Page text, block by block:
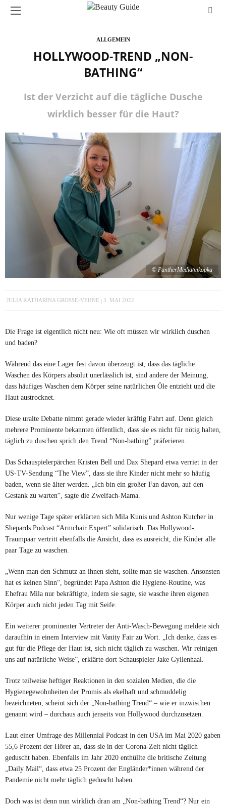
ALLGEMEIN
HOLLYWOOD-TREND „NON-
BATHING“
Ist der Verzicht auf die tägliche Dusche
wirklich besser für die Haut?
© PantherMedia/mkopka
JULIA KATHARINA GROSSE-VEHNE 3. MAI 2022
Die Frage ist eigentlich nicht neu: Wie oft müssen wir wirklich duschen
und baden?
Während das eine Lager fest davon überzeugt ist, dass das tägliche
Waschen des Körpers absolut unerlässlich ist, sind andere der Meinung,
dass häufiges Waschen dem Körper seine natürlichen Öle entzieht und die
Haut austrocknet.
Diese uralte Debatte nimmt gerade wieder kräftig Fahrt auf. Denn gleich
mehrere Prominente bekannten öffentlich, dass sie es nicht für nötig halten,
täglich zu duschen sprich den Trend “Non-bathing” präferieren.
Das Schauspielerpärchen Kristen Bell und Dax Shepard etwa verriet in der
US-TV-Sendung “The View”, dass sie ihre Kinder nicht mehr so häufig
baden, wenn sie älter werden. „Ich bin ein großer Fan davon, auf den
Gestank zu warten“, sagte die Zweifach-Mama.
Nur wenige Tage später erklärten sich Mila Kunis und Ashton Kutcher in
Shepards Podcast “Armchair Expert” solidarisch. Das Hollywood-
Traumpaar vertritt ebenfalls die Ansicht, dass es ausreicht, die Kinder alle
paar Tage zu waschen.
„Wenn man den Schmutz an ihnen sieht, sollte man sie waschen. Ansonsten
hat es keinen Sinn“, begründet Papa Ashton die Hygiene-Routine, was
Ehefrau Mila nur bekräftigte, indem sie sagte, sie wasche ihren eigenen
Körper auch nicht jeden Tag mit Seife.
Ein weiterer prominenter Vertreter der Anti-Wasch-Bewegung meldete sich
daraufhin in einem Interview mit Vanity Fair zu Wort. „Ich denke, dass es
gut für die Pflege der Haut ist, sich nicht täglich zu waschen. Wir reinigen
uns auf natürliche Weise”, erklärte dort Schauspieler Jake Gyllenhaal.
Trotz teilweise heftiger Reaktionen in den sozialen Medien, die die
Hygienegewohnheiten der Promis als ekelhaft und schmuddelig
bezeichneten, scheint sich der „Non-bathing Trend“ – wie er inzwischen
genannt wird – durchaus auch jenseits von Hollywood durchzusetzen.
Laut einer Umfrage des Millennial Podcast in den USA im Mai 2020 gaben
55,6 Prozent der Hörer an, dass sie in der Corona-Zeit nicht täglich
geduscht haben. Ebenfalls im Jahr 2020 enthüllte die britische Zeitung
„Daily Mail“, dass etwa 25 Prozent der Engländer*innen während der
Pandemie nicht mehr täglich geduscht haben.
Doch was ist denn nun wirklich dran am „Non-bathing Trend“? Nur ein